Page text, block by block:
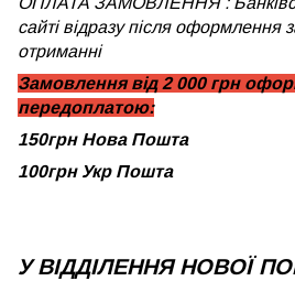
сайті відразу після оформлення
отриманні
Замовлення від 2 000 грн
передоплатою:
150грн Нова Пошта
100грн Укр Пошта
У ВІДДІЛЕННЯ НОВОЇ